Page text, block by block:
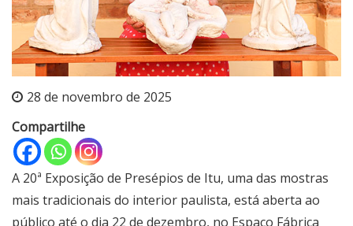
28 de novembro de 2025
Compartilhe
A 20ª Exposição de Presépios de Itu, uma das mostras
mais tradicionais do interior paulista, está aberta ao
público até o dia 22 de dezembro, no Espaço Fábrica